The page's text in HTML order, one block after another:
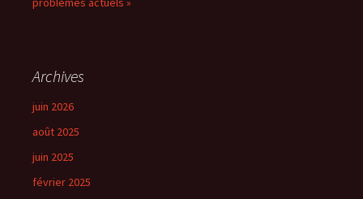
Archives
juin 2026
août 2025
juin 2025
février 2025